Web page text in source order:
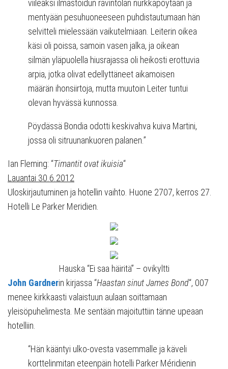
viileäksi ilmastoidun ravintolan nurkkapöytään ja
mentyään pesuhuoneeseen puhdistautumaan hän
selvitteli mielessään vaikutelmiaan. Leiterin oikea
käsi oli poissa, samoin vasen jalka, ja oikean
silmän yläpuolella hiusrajassa oli heikosti erottuvia
arpia, jotka olivat edellyttäneet aikamoisen
määrän ihonsiirtoja, mutta muutoin Leiter tuntui
olevan hyvässä kunnossa.
Pöydässä Bondia odotti keskivahva kuiva Martini,
jossa oli sitruunankuoren palanen.”
Ian Fleming: “Timantit ovat ikuisia“
Lauantai 30.6.2012
Uloskirjautuminen ja hotellin vaihto. Huone 2707, kerros 27.
Hotelli Le Parker Meridien.
Hauska “Ei saa häiritä” – ovikyltti
John Gardnerin kirjassa “Haastan sinut James Bond“, 007
menee kirkkaasti valaistuun aulaan soittamaan
yleisöpuhelimesta. Me sentään majoituttiin tänne upeaan
hotelliin.
“Hän kääntyi ulko-ovesta vasemmalle ja käveli
korttelinmitan eteenpäin hotelli Parker Méridienin